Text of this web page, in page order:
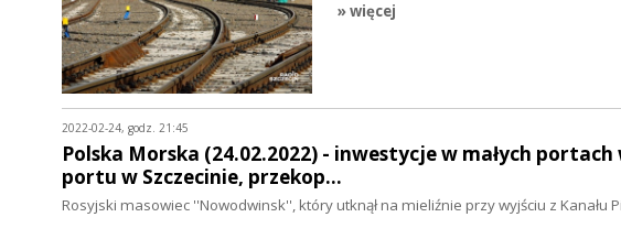
» więcej
2022-02-24, godz. 21:45
Polska Morska (24.02.2022) - inwestycje w małych
portu w Szczecinie, przekop…
Rosyjski masowiec ''Nowodwinsk'', który utknął na mieliźnie przy wyjściu z